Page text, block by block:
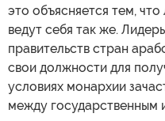
это объясняется тем,
ведут себя так же.
правительств стран
свои должности для
условиях монархии
между государственным